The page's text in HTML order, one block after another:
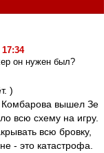
он нужен был?
)
Комбарова вышел Зе
всю схему на игру.
всю бровку,
- это катастрофа.